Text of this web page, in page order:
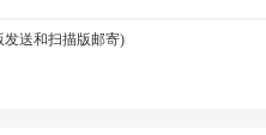
送和扫描版邮寄)